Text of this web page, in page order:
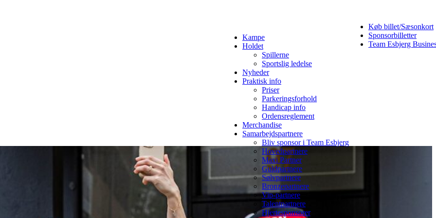
Køb billet/Sæsonkort
Sponsorbilletter
Team Esbjerg
Kampe
Holdet
Spillerne
Sportslig ledelse
Nyheder
Praktisk info
Priser
Parkeringsforhold
Handicap info
Ordensreglement
Merchandise
Samarbejdspartnere
Bliv sponsor i Team Esbjerg
Hovedpartnere
Maxi Partner
Guldpartnere
Sølvpartnere
Bronzepartnere
Vip-partnere
Talentpartnere
Hjertesponsorer